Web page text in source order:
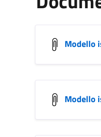
Modello
Modello